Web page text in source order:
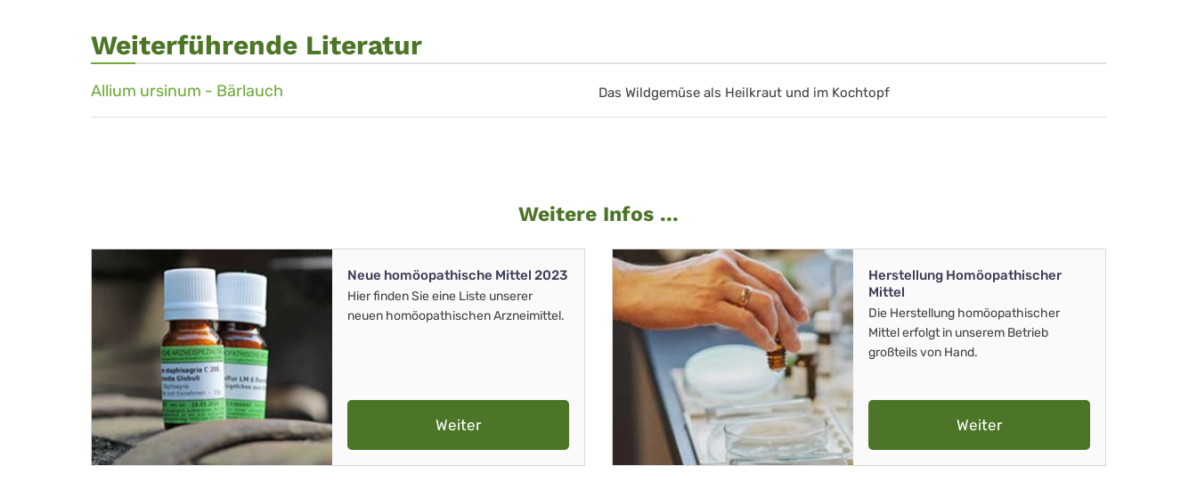
Weiterführende Literatur
Allium ursinum - Bärlauch Das Wildgemüse als Heilkraut und im Kochtopf
Weitere Infos ...
Neue homöopathische Mittel 2023
Hier finden Sie eine Liste unserer
neuen homöopathischen Arzneimittel.
Weiter
Herstellung Homöopathischer
Mittel
Die Herstellung homöopathischer
Mittel erfolgt in unserem Betrieb
großteils von Hand.
Weiter